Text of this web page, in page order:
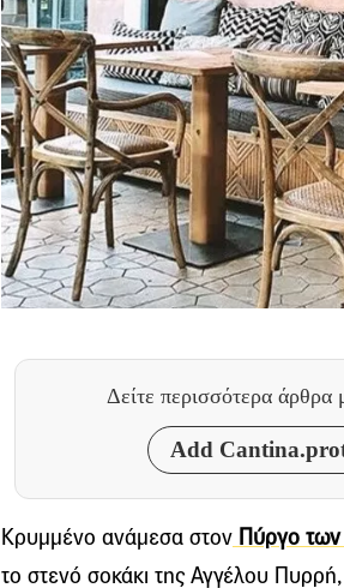
Δείτε περισσότερα άρθρα
Add
Κρυμμένο ανάμεσα στον Πύργο
το στενό σοκάκι της Αγγέλου